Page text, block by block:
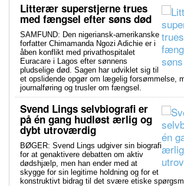
Litterær superstjerne trues
med fængsel efter søns død
SAMFUND: Den nigeriansk-amerikanske
forfatter Chimamanda Ngozi Adichie er i
åben konflikt med privathospitalet
Euracare i Lagos efter sønnens
pludselige død. Sagen har udviklet sig til
et opslidende opgør om lægelig forsømmelse,
journalføring og trusler om fængsel.
Svend Lings selvbiografi er
på én gang hudløst ærlig og
dybt utroværdig
BØGER: Svend Lings udgiver sin biografi
for at genaktivere debatten om aktiv
dødshjælp, men han ender med at
skygge for sin legitime holdning og for et
konstruktivt bidrag til det svære etiske